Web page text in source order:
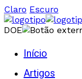
Claro Escuro
DOE
Início
Artigos